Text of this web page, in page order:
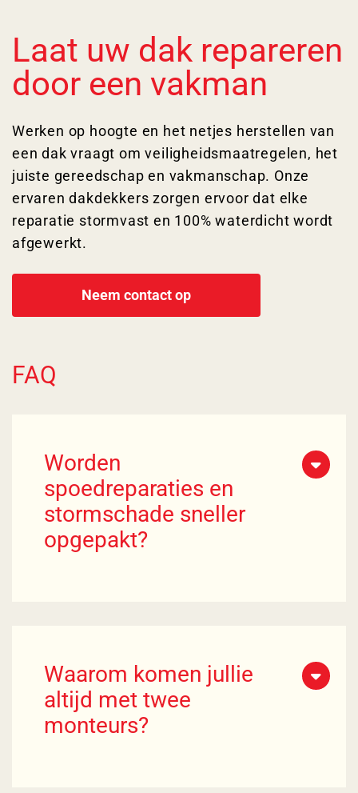
Laat uw dak repareren
door een vakman
Werken op hoogte en het netjes herstellen van
een dak vraagt om veiligheidsmaatregelen, het
juiste gereedschap en vakmanschap. Onze
ervaren dakdekkers zorgen ervoor dat elke
reparatie stormvast en 100% waterdicht wordt
afgewerkt.
Neem contact op
FAQ
Worden
spoedreparaties en
stormschade sneller
opgepakt?
Waarom komen jullie
altijd met twee
monteurs?